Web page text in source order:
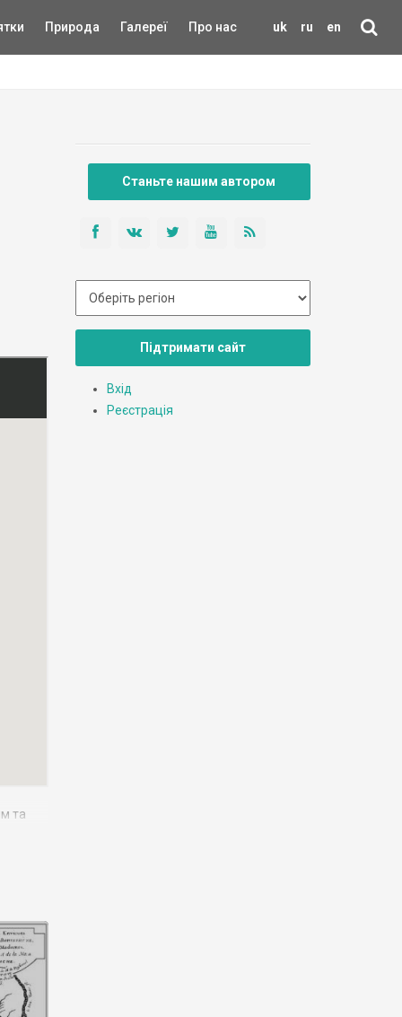
uk ru en
Природа Галереї Про нас
та
Станьте нашим автором
Підтримати сайт
Вхід
Реєстрація